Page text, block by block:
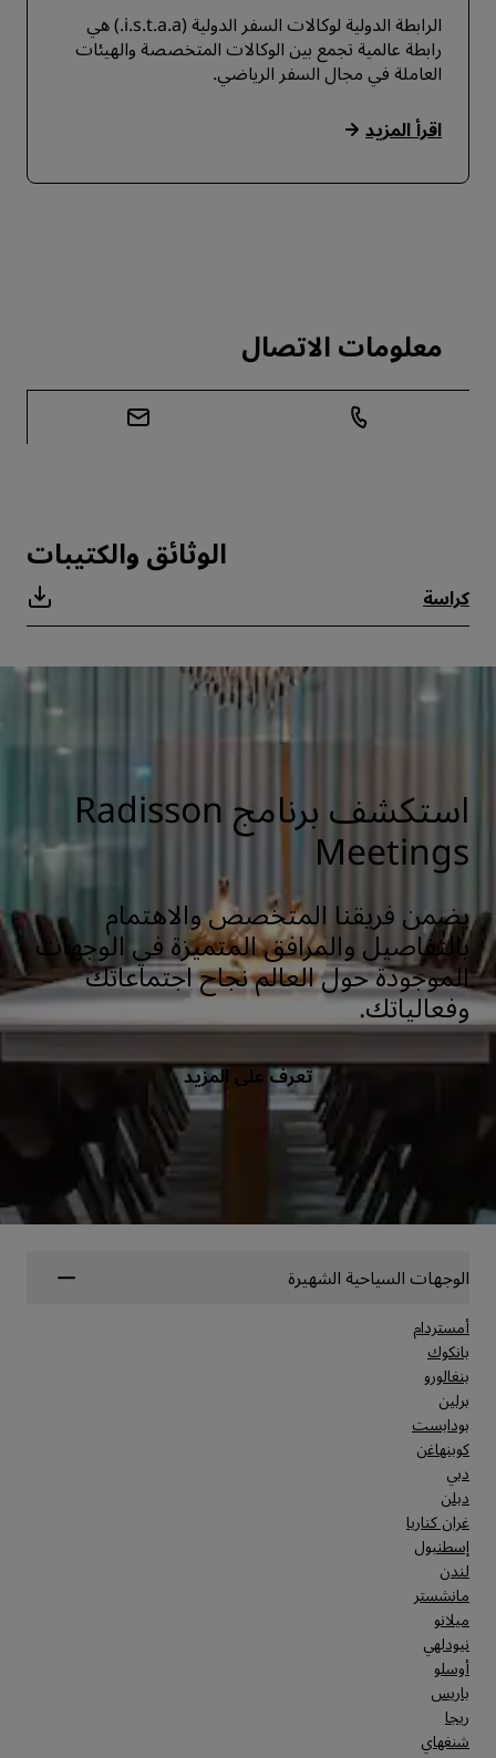
الرابطة الدولية لوكالات السفر الدولية (i.s.t.a.a.) هي
رابطة عالمية تجمع بين الوكالات المتخصصة والهيئات
العاملة في مجال السفر الرياضي.
اقرأ المزيد
معلومات الاتصال
الوثائق والكتيبات
كراسة
استكشف برنامج Radisson
Meetings
يضمن فريقنا المتخصص والاهتمام
بالتفاصيل والمرافق المتميزة في الوجهات
الموجودة حول العالم نجاح اجتماعاتك
وفعالياتك.
تعرف على المزيد
الوجهات السياحية الشهيرة
أمستردام
بانكوك
بنغالورو
برلين
بودابست
كوبنهاغن
دبي
دبلن
غران كناريا
إسطنبول
لندن
مانشستر
ميلانو
نيودلهي
أوسلو
باريس
ريجا
شنغهاي